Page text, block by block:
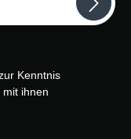
Kenntnis
ihnen